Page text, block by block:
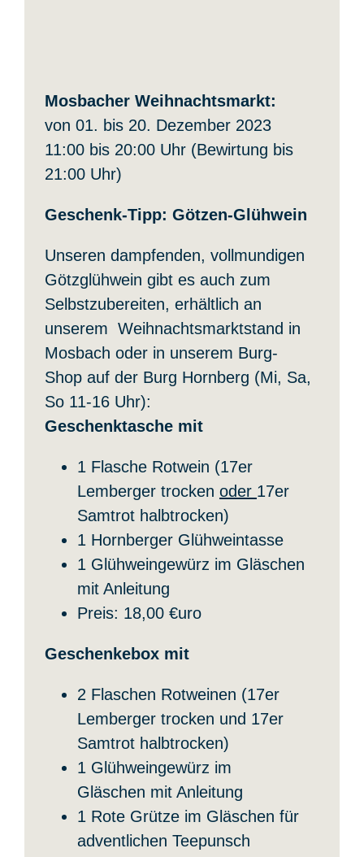
Mosbacher Weihnachtsmarkt:
von 01. bis 20. Dezember 2023
11:00 bis 20:00 Uhr (Bewirtung bis
21:00 Uhr)
Geschenk-Tipp: Götzen-Glühwein
Unseren dampfenden, vollmundigen
Götzglühwein gibt es auch zum
Selbstzubereiten, erhältlich an
unserem Weihnachtsmarktstand in
Mosbach oder in unserem Burg-
Shop auf der Burg Hornberg (Mi, Sa,
So 11-16 Uhr):
Geschenktasche mit
1 Flasche Rotwein (17er
Lemberger trocken oder 17er
Samtrot halbtrocken)
1 Hornberger Glühweintasse
1 Glühweingewürz im Gläschen
mit Anleitung
Preis: 18,00 €uro
Geschenkebox mit
2 Flaschen Rotweinen (17er
Lemberger trocken und 17er
Samtrot halbtrocken)
1 Glühweingewürz im
Gläschen mit Anleitung
1 Rote Grütze im Gläschen für
adventlichen Teepunsch